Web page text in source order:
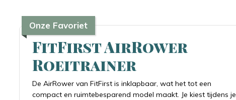
Onze Favoriet
FitFirst AirRower
Roeitrainer
De AirRower van FitFirst is inklapbaar, wat het tot een
compact en ruimtebesparend model maakt. Je kiest tijdens je